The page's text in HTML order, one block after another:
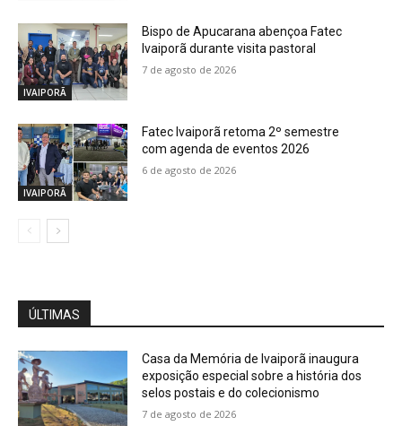
IVAIPORÃ
Bispo de Apucarana abençoa Fatec
Ivaiporã durante visita pastoral
7 de agosto de 2026
IVAIPORÃ
Fatec Ivaiporã retoma 2º semestre
com agenda de eventos 2026
6 de agosto de 2026
ÚLTIMAS
Casa da Memória de Ivaiporã inaugura
exposição especial sobre a história dos
selos postais e do colecionismo
7 de agosto de 2026